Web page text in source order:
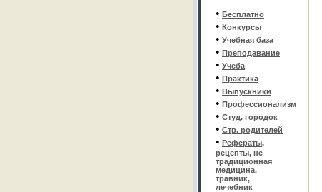
• Бесплатно
• Конкурсы
• Учебная база
• Преподавание
• Учеба
• Практика
• Выпускники
• Профессионализм
• Студ. городок
• Стр. родителей
• Рефераты,
рецепты, не
традиционная
медицина,
травник,
лечебник